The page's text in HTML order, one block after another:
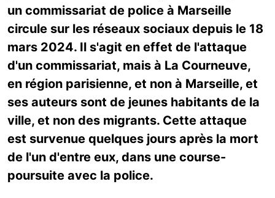
un commissariat de police à Marseille
circule sur les réseaux sociaux depuis le 18
mars 2024. Il s'agit en effet de l'attaque
d'un commissariat, mais à La Courneuve,
en région parisienne, et non à Marseille, et
ses auteurs sont de jeunes habitants de la
ville, et non des migrants. Cette attaque
est survenue quelques jours après la mort
de l'un d'entre eux, dans une course-
poursuite avec la police.